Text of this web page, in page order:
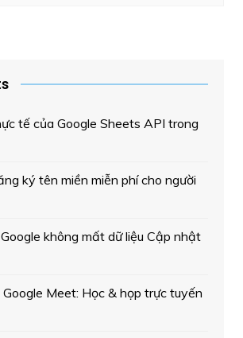
tế của Google Sheets API trong
ký tên miền miễn phí cho người
không mất dữ liệu Cập nhật
Meet: Học & họp trực tuyến